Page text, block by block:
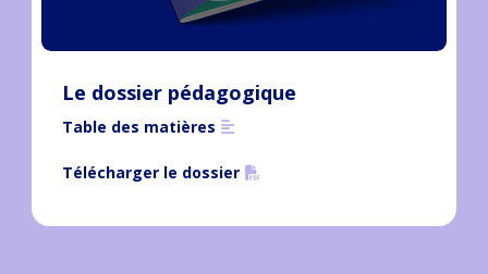
Le dossier pédagogique
Table des matières
Télécharger le dossier